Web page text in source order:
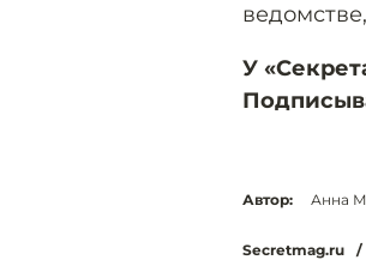
У
Автор: Анна
Secretmag.ru /